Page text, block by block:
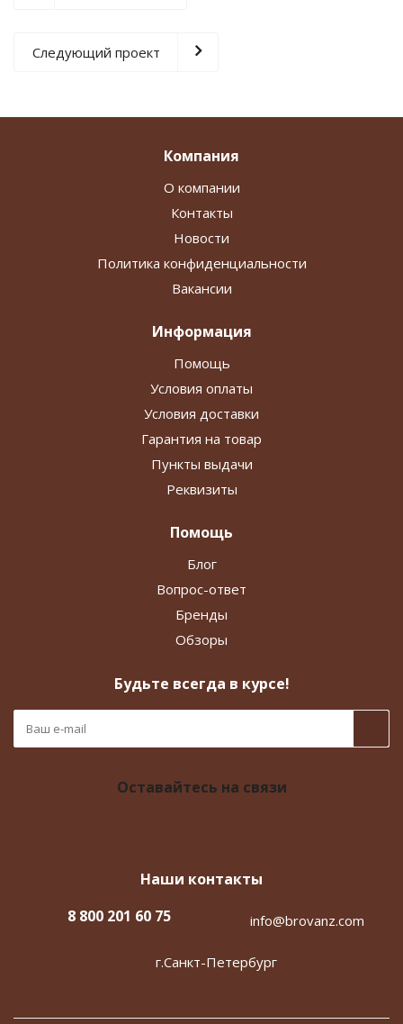
Следующий проект
Компания
О компании
Контакты
Новости
Политика конфиденциальности
Вакансии
Информация
Помощь
Условия оплаты
Условия доставки
Гарантия на товар
Пункты выдачи
Реквизиты
Помощь
Блог
Вопрос-ответ
Бренды
Обзоры
Будьте всегда в курсе!
Оставайтесь на связи
Наши контакты
8 800 201 60 75
info@brovanz.com
г.Санкт-Петербург